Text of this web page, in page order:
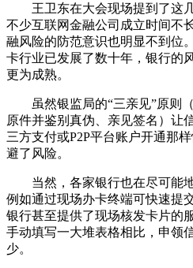
王卫东在大会现场提到了这几
不少互联网金融公司成立时间不
融风险的防范意识也明显不到位
卡行业已发展了数十年，银行的
更为成熟。
虽然银监局的“三亲见”原则
原件并鉴别真伪、亲见签名）让
三方支付或P2P平台账户开通那
避了风险。
当然，各家银行也在尽可能地
例如通过现场办卡终端可快速提
银行甚至提供了现场核发卡片的
手动填写一大堆表格相比，申领
少。